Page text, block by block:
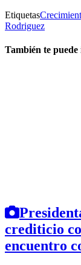
Etiquetas
Rodriguez
También te puede
crediticio
encuentro